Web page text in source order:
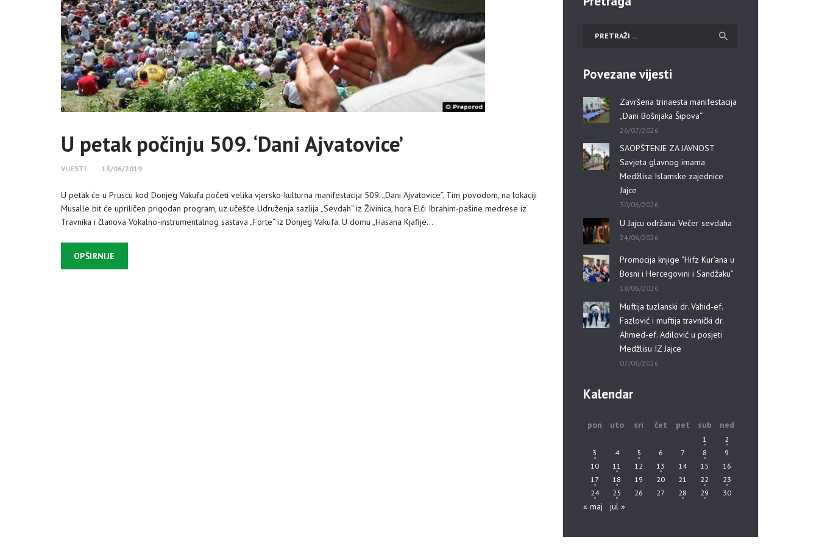
U petak počinju 509. ‘Dani Ajvatovice’
VIJESTI 13/06/2019
U petak će u Pruscu kod Donjeg Vakufa početi velika vjersko-kulturna manifestacija 509. „Dani Ajvatovice”. Tim povodom, na lokaciji
Musalle bit će upriličen prigodan program, uz učešće Udruženja sazlija „Sevdah“ iz Živinica, hora Elči Ibrahim-pašine medrese iz
Travnika i članova Vokalno-instrumentalnog sastava „Forte“ iz Donjeg Vakufa. U domu „Hasana Kjafije…
OPŠIRNIJE
Povezane vijesti
Završena trinaesta manifestacija
„Dani Bošnjaka Šipova“
26/07/2026
SAOPŠTENJE ZA JAVNOST
Savjeta glavnog imama
Medžlisa Islamske zajednice
Jajce
30/06/2026
U Jajcu održana Večer sevdaha
24/06/2026
Promocija knjige “Hifz Kur’ana u
Bosni i Hercegovini i Sandžaku”
18/06/2026
Muftija tuzlanski dr. Vahid-ef.
Fazlović i muftija travnički dr.
Ahmed-ef. Adilović u posjeti
Medžlisu IZ Jajce
07/06/2026
Kalendar
pon uto sri čet pet sub ned
1
2
3
4 5 6 7 8
9
10
11 12 13 14 15
16
17
18 19 20 21 22
23
24
25 26 27 28 29 30
« maj jul »